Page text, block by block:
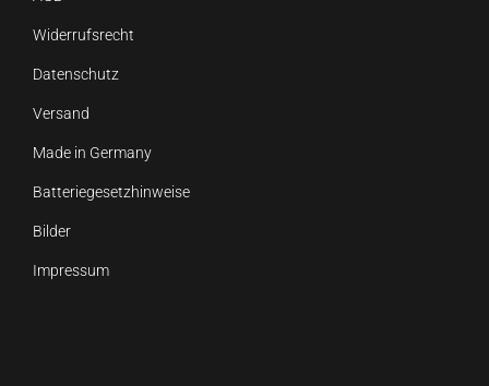
Widerrufsrecht
Datenschutz
Versand
Made in Germany
Batteriegesetzhinweise
Bilder
Impressum